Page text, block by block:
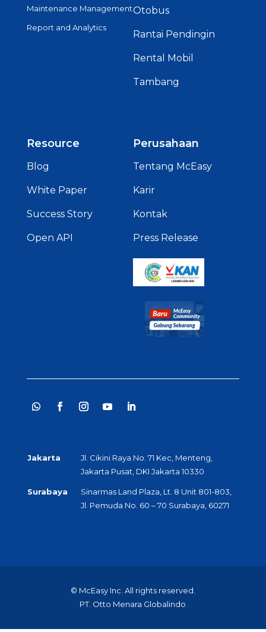
Maintenance Management
Report and Analytics
Otobus
Rantai Pendingin
Rental Mobil
Tambang
Resource
Blog
White Paper
Success Story
Open API
Perusahaan
Tentang McEasy
Karir
Kontak
Press Release
Jakarta
Jl. Cikini Raya No. 71 Kec, Menteng,
Jakarta Pusat, DKI Jakarta 10330
Surabaya
Sinarmas Land Plaza, Lt. 8 Unit 801-803,
Jl. Pemuda No. 60 – 70 Surabaya, 60271
© McEasy Inc. All rights reserved.
PT. Otto Menara Globalindo